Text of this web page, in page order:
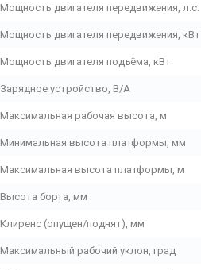
Мощность двигателя передвижения, л.с.
Мощность двигателя передвижения, кВт
Мощность двигателя подъёма, кВт
Зарядное устройство, В/А
Максимальная рабочая высота, м
Минимальная высота платформы, мм
Максимальная высота платформы, м
Высота борта, мм
Клиренс (опущен/поднят), мм
Максимальный рабочий уклон, град